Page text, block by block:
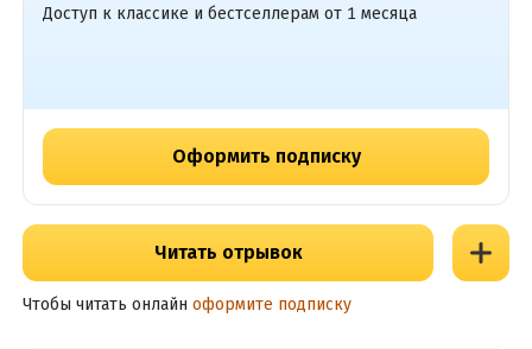
Доступ к классике и бестселлерам от 1 месяца
Оформить подписку
Читать отрывок
Чтобы читать онлайн оформите подписку